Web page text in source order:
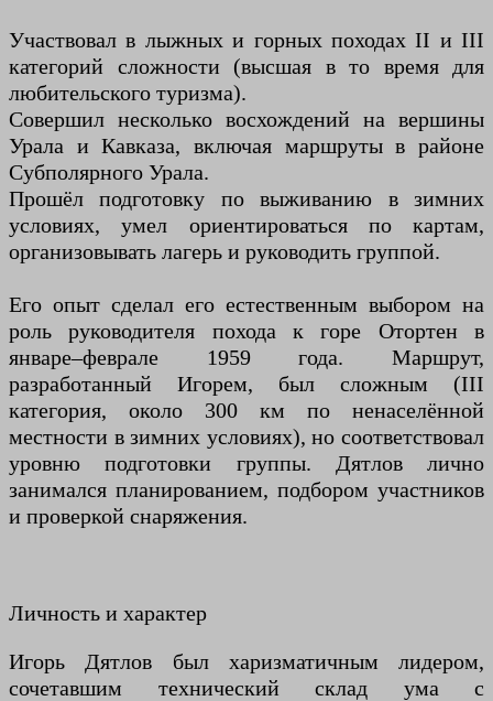
Участвовал в лыжных и горных походах II и III
категорий сложности (высшая в то время для
любительского туризма).
Совершил несколько восхождений на вершины
Урала и Кавказа, включая маршруты в районе
Субполярного Урала.
Прошёл подготовку по выживанию в зимних
условиях, умел ориентироваться по картам,
организовывать лагерь и руководить группой.
Его опыт сделал его естественным выбором на
роль руководителя похода к горе Отортен в
январе–феврале 1959 года. Маршрут,
разработанный Игорем, был сложным (III
категория, около 300 км по ненаселённой
местности в зимних условиях), но соответствовал
уровню подготовки группы. Дятлов лично
занимался планированием, подбором участников
и проверкой снаряжения.
Личность и характер
Игорь Дятлов был харизматичным лидером,
сочетавшим технический склад ума с